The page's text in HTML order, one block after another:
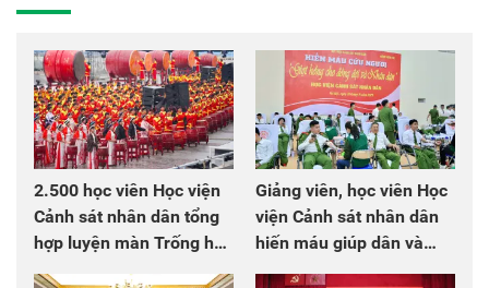
2.500 học viên Học viện
Cảnh sát nhân dân tổng
hợp luyện màn Trống hội
chào mừng Đại hội Đảng
Giảng viên, học viên Học
viện Cảnh sát nhân dân
hiến máu giúp dân và
đồng đội